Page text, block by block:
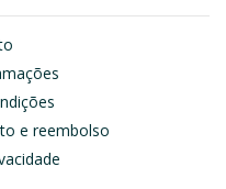
e reembolso